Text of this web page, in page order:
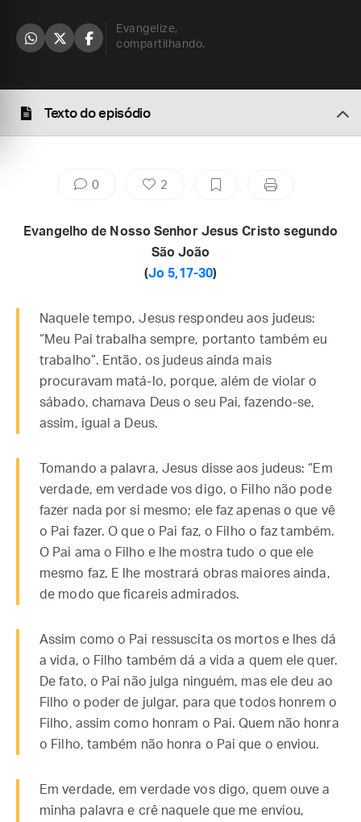
Evangelize,
compartilhando.
Texto do episódio
0 2
Evangelho de Nosso Senhor Jesus Cristo segundo
São João
(Jo 5,17-30)
Naquele tempo, Jesus respondeu aos judeus:
“Meu Pai trabalha sempre, portanto também eu
trabalho”. Então, os judeus ainda mais
procuravam matá-lo, porque, além de violar o
sábado, chamava Deus o seu Pai, fazendo-se,
assim, igual a Deus.
Tomando a palavra, Jesus disse aos judeus: “Em
verdade, em verdade vos digo, o Filho não pode
fazer nada por si mesmo; ele faz apenas o que vê
o Pai fazer. O que o Pai faz, o Filho o faz também.
O Pai ama o Filho e lhe mostra tudo o que ele
mesmo faz. E lhe mostrará obras maiores ainda,
de modo que ficareis admirados.
Assim como o Pai ressuscita os mortos e lhes dá
a vida, o Filho também dá a vida a quem ele quer.
De fato, o Pai não julga ninguém, mas ele deu ao
Filho o poder de julgar, para que todos honrem o
Filho, assim como honram o Pai. Quem não honra
o Filho, também não honra o Pai que o enviou.
Em verdade, em verdade vos digo, quem ouve a
minha palavra e crê naquele que me enviou,